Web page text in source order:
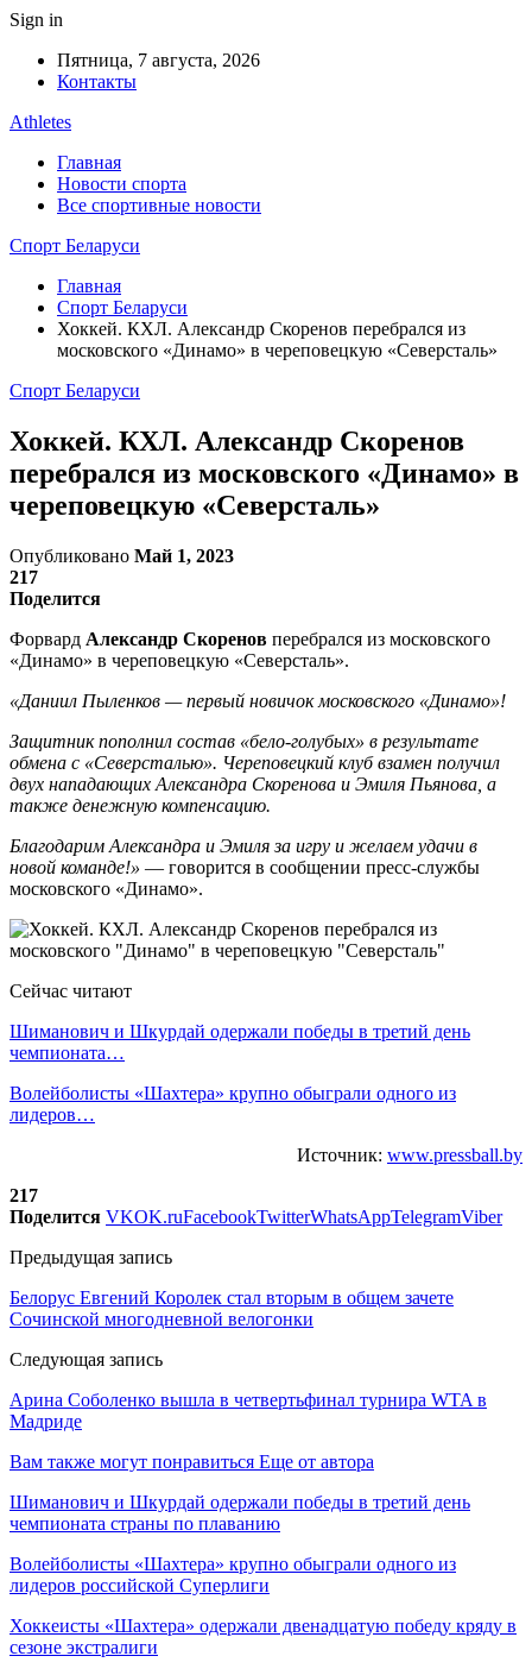
Sign in
Пятница, 7 августа, 2026
Контакты
Athletes
Главная
Новости спорта
Все спортивные новости
Спорт Беларуси
Главная
Спорт Беларуси
Хоккей. КХЛ. Александр Скоренов перебрался из
московского «Динамо» в череповецкую «Северсталь»
Спорт Беларуси
Хоккей. КХЛ. Александр Скоренов
перебрался из московского «Динамо» в
череповецкую «Северсталь»
Опубликовано Май 1, 2023
217
Поделится
Форвард Александр Скоренов перебрался из московского
«Динамо» в череповецкую «Северсталь».
«Даниил Пыленков — первый новичок московского «Динамо»!
Защитник пополнил состав «бело-голубых» в результате
обмена с «Северсталью». Череповецкий клуб взамен получил
двух нападающих Александра Скоренова и Эмиля Пьянова, а
также денежную компенсацию.
Благодарим Александра и Эмиля за игру и желаем удачи в
новой команде!» — говорится в сообщении пресс-службы
московского «Динамо».
Сейчас читают
Шиманович и Шкурдай одержали победы в третий день
чемпионата…
Волейболисты «Шахтера» крупно обыграли одного из
лидеров…
Источник: www.pressball.by
217
Поделится VKOK.ruFacebookTwitterWhatsAppTelegramViber
Предыдущая запись
Белорус Евгений Королек стал вторым в общем зачете
Сочинской многодневной велогонки
Следующая запись
Арина Соболенко вышла в четвертьфинал турнира WTA в
Мадриде
Вам также могут понравиться Еще от автора
Шиманович и Шкурдай одержали победы в третий день
чемпионата страны по плаванию
Волейболисты «Шахтера» крупно обыграли одного из
лидеров российской Суперлиги
Хоккеисты «Шахтера» одержали двенадцатую победу кряду в
сезоне экстралиги